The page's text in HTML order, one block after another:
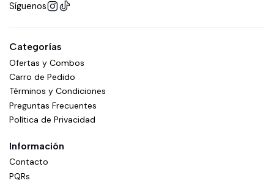
Síguenos
Categorías
Ofertas y Combos
Carro de Pedido
Términos y Condiciones
Preguntas Frecuentes
Política de Privacidad
Información
Contacto
PQRs